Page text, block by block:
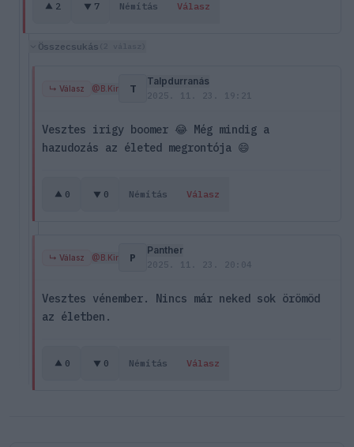
2 7 Némítás Válasz
Összecsukás
↳ Válasz @B.Kir T
Talpdurranás
2025. 11. 23. 19:21
Vesztes irigy boomer 😂 Még mindig a
hazudozás az életed megrontója 😄
0 0 Némítás Válasz
↳ Válasz @B.Kir P
Panther
2025. 11. 23. 20:04
Vesztes vénember. Nincs már neked sok örömöd
az életben.
0 0 Némítás Válasz